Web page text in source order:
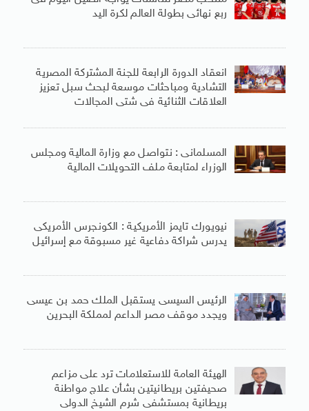
ربع نهائى بطولة العالم لكرة اليد
انعقاد الدورة الرابعة للجنة المشتركة المصرية
التشادية ومباحثات موسعة لبحث سبل تعزيز
العلاقات الثنائية فى شتى المجالات
المسلمانى : نتواصل مع وزارة المالية ومجلس
الوزراء لمتابعة ملف التحويلات المالية
نيويورك تايمز الأمريكية : الكونجرس الأمريكى
يدرس شراكة دفاعية غير مسبوقة مع إسرائيل
الرئيس السيسى يستقبل الملك حمد بن عيسى
ويجدد موقف مصر الداعم لمملكة البحرين
الهيئة العامة للاستعلامات ترد على مزاعم
صحيفتين بريطانيتين بشأن علاج مواطنة
بريطانية بمستشفى شرم الشيخ الدولى